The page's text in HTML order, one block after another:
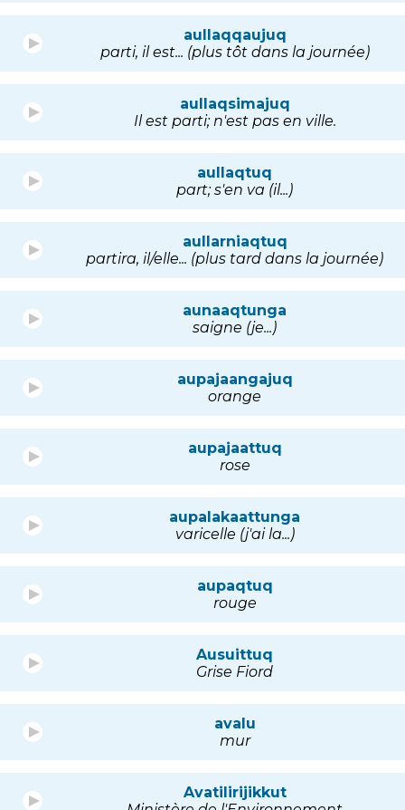
aullaqqaujuq
parti, il est... (plus tôt dans la journée)
aullaqsimajuq
Il est parti; n'est pas en ville.
aullaqtuq
part; s'en va (il...)
aullarniaqtuq
partira, il/elle... (plus tard dans la journée)
aunaaqtunga
saigne (je...)
aupajaangajuq
orange
aupajaattuq
rose
aupalakaattunga
varicelle (j'ai la...)
aupaqtuq
rouge
Ausuittuq
Grise Fiord
avalu
mur
Avatilirijikkut